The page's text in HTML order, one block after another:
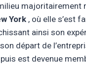
majoritairement
York , où elle s’est
ainsi son
départ de
est devenue